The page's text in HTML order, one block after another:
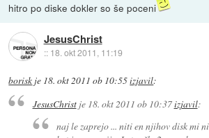
hitro po diske dokler so še poceni
JesusChrist
:: 18. okt 2011, 11:19
borisk je 18. okt 2011 ob 10:55izjavil:
JesusChristje 18. okt 2011 ob 10:37izjavil:
naj le zaprejo ... niti en njihov disk mi